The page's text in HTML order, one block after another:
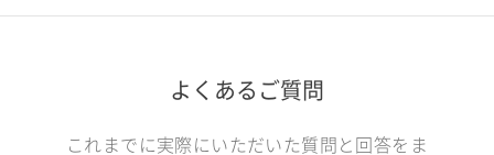
よくあるご質問
これまでに実際にいただいた質問と回答をま